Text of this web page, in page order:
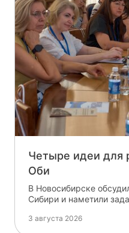
Четыре идеи для
Оби
В Новосибирске
Сибири и наметили
3 августа 2026